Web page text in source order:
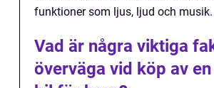
funktioner som ljus, ljud och musik.
Vad är några viktiga
överväga vid köp av